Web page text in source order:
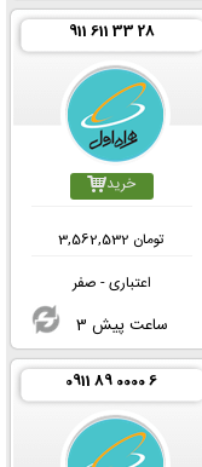
911 611 33 28
خرید
3,562,532 تومان
اعتباری - صفر
3 ساعت پیش
0911 89 0000 6